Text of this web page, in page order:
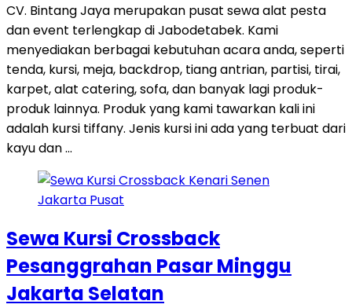
CV. Bintang Jaya merupakan pusat sewa alat pesta
dan event terlengkap di Jabodetabek. Kami
menyediakan berbagai kebutuhan acara anda, seperti
tenda, kursi, meja, backdrop, tiang antrian, partisi, tirai,
karpet, alat catering, sofa, dan banyak lagi produk-
produk lainnya. Produk yang kami tawarkan kali ini
adalah kursi tiffany. Jenis kursi ini ada yang terbuat dari
kayu dan …
Sewa Kursi Crossback
Pesanggrahan Pasar Minggu
Jakarta Selatan